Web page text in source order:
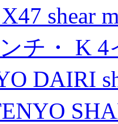
shear
チ・ K
DAIRI